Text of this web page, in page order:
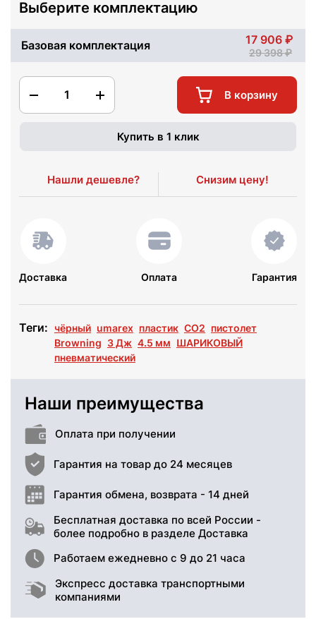
Выберите комплектацию
Базовая комплектация 17 906
29 398
1 В корзину
Купить в 1 клик
Нашли дешевле? Снизим цену!
Доставка Оплата Гарантия
Теги: чёрный umarex пластик СО2 пистолет
Browning 3 Дж 4.5 мм ШАРИКОВЫЙ
пневматический
Наши преимущества
Оплата при получении
Гарантия на товар до 24 месяцев
Гарантия обмена, возврата - 14 дней
Бесплатная доставка по всей России -
более подробно в разделе Доставка
Работаем ежедневно с 9 до 21 часа
Экспресс доставка транспортными
компаниями